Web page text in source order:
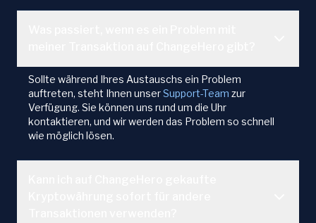
Sollte während Ihres Austauschs ein Problem
auftreten, steht Ihnen unserSupport-Team zur
Verfügung. Sie können uns rund um die Uhr
kontaktieren, und wir werden das Problem so schnell
wie möglich lösen.